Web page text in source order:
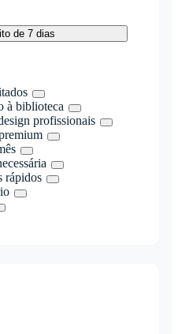
de 7 dias
à biblioteca
profissionais
rápidos